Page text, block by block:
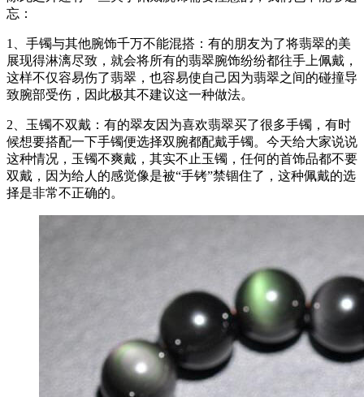
忘：
1、手镯与其他腕饰千万不能混搭：有的朋友为了将翡翠的美
展现得淋漓尽致，就会将所有的翡翠腕饰纷纷都往手上佩戴，
这样不仅容易伤了翡翠，也容易使自己因为翡翠之间的碰撞导
致腕部受伤，因此极其不建议这一种做法。
2、玉镯不双戴：有的翠友因为喜欢翡翠买了很多手镯，有时
候想要搭配一下手镯便选择双腕都配戴手镯。今天给大家说说
这种情况，玉镯不爽戴，其实不止玉镯，任何的首饰品都不要
双戴，因为给人的感觉像是被“手铐”禁锢住了，这种佩戴的选
择是非常不正确的。